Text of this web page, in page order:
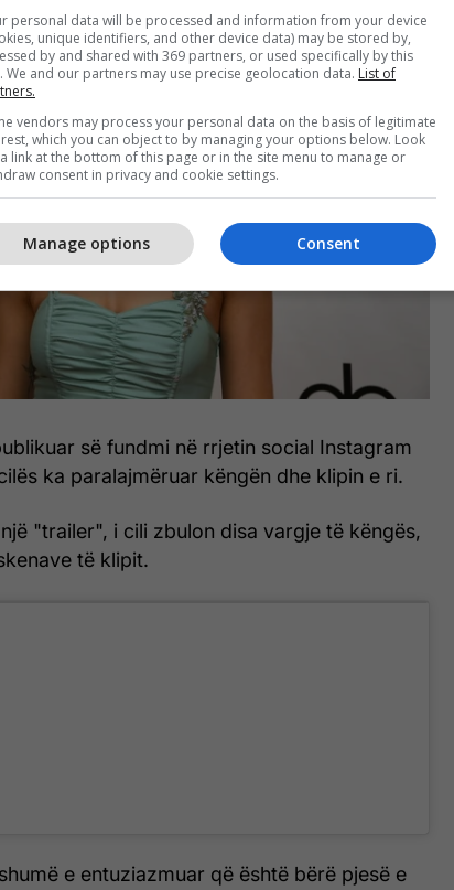
së fundmi në rrjetin social Instagram
ka paralajmëruar këngën dhe klipin e ri.
"trailer", i cili zbulon disa vargje të këngës,
të klipit.
e entuziazmuar që është bërë pjesë e
personal data will be processed and information from your device
unique identifiers, and other device data) may be stored by,
by and shared with 369 partners, or used specifically by this
We and our partners may use precise geolocation data. List of
vendors may process your personal data on the basis of legitimate
which you can object to by managing your options below. Look
link at the bottom of this page or in the site menu to manage or
consent in privacy and cookie settings.
Consent
Manage options